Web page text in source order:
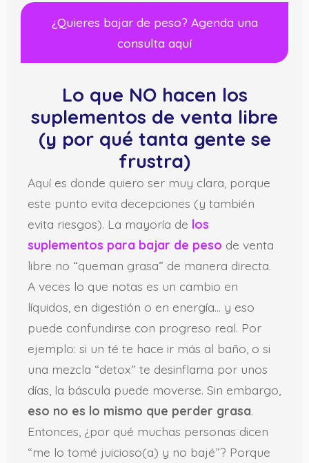
¿Quieres bajar de peso? Agenda una
consulta aquí
Lo que NO hacen los
suplementos de venta libre
(y por qué tanta gente se
frustra)
Aquí es donde quiero ser muy clara, porque
este punto evita decepciones (y también
evita riesgos). La mayoría de los
suplementos para bajar de peso de venta
libre no “queman grasa” de manera directa.
A veces lo que notas es un cambio en
líquidos, en digestión o en energía… y eso
puede confundirse con progreso real. Por
ejemplo: si un té te hace ir más al baño, o si
una mezcla “detox” te desinflama por unos
días, la báscula puede moverse. Sin embargo,
eso no es lo mismo que perder grasa.
Entonces, ¿por qué muchas personas dicen
“me lo tomé juicioso(a) y no bajé”? Porque